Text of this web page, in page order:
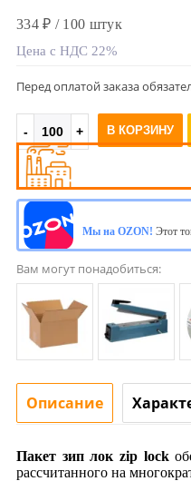
334 ₽ / 100 штук
Цена с НДС 22%
Перед оплатой заказа
В КОРЗИНУ
Мы на OZON! Этот
Вам могут понадобиться:
Описание
Пакет зип лок zip lock
рассчитанного на